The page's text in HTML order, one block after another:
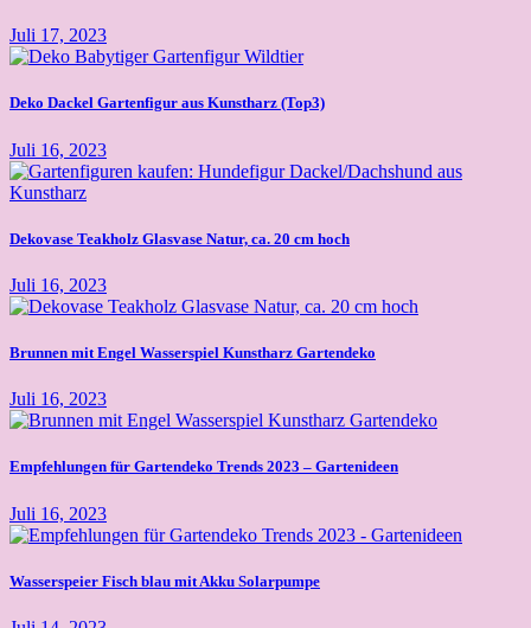
Juli 17, 2023
Deko Dackel Gartenfigur aus Kunstharz (Top3)
Juli 16, 2023
Dekovase Teakholz Glasvase Natur, ca. 20 cm hoch
Juli 16, 2023
Brunnen mit Engel Wasserspiel Kunstharz Gartendeko
Juli 16, 2023
Empfehlungen für Gartendeko Trends 2023 – Gartenideen
Juli 16, 2023
Wasserspeier Fisch blau mit Akku Solarpumpe